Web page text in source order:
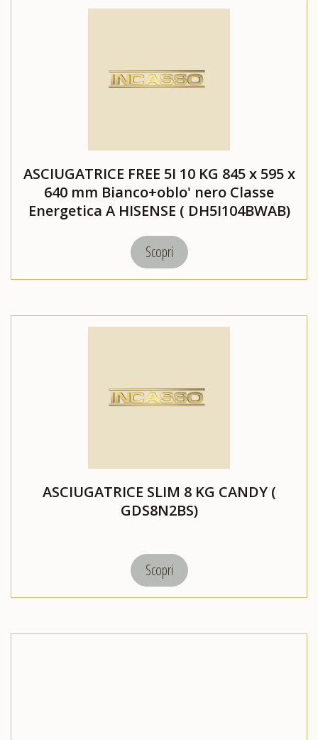
ASCIUGATRICE FREE 5I 10 KG 845 x 595 x
640 mm Bianco+oblo' nero Classe
Energetica A HISENSE ( DH5I104BWAB)
Scopri
ASCIUGATRICE SLIM 8 KG CANDY (
GDS8N2BS)
Scopri